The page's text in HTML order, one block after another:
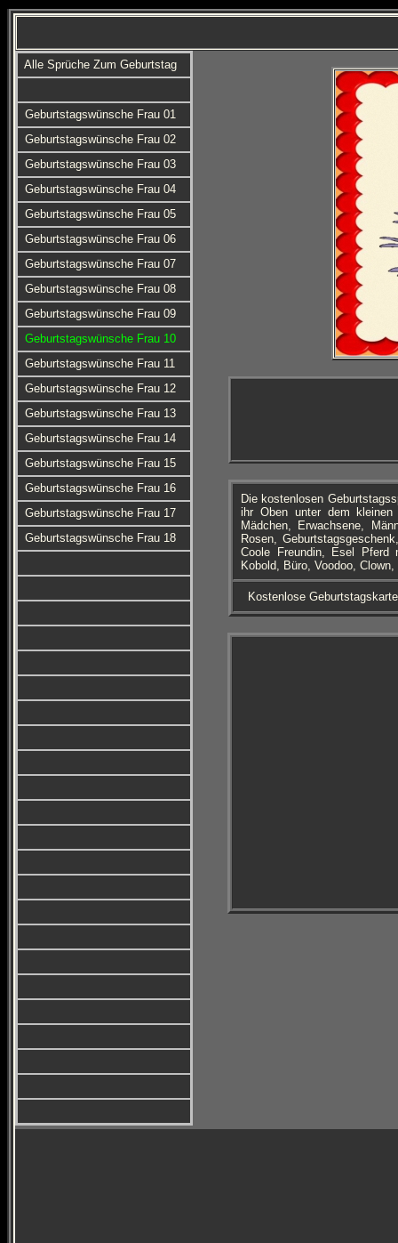
Alle Sprüche Zum Geburtstag
Geburtstagswünsche Frau 01
Geburtstagswünsche Frau 02
Geburtstagswünsche Frau 03
Geburtstagswünsche Frau 04
Geburtstagswünsche Frau 05
Geburtstagswünsche Frau 06
Geburtstagswünsche Frau 07
Geburtstagswünsche Frau 08
Geburtstagswünsche Frau 09
Geburtstagswünsche Frau 10
Geburtstagswünsche Frau 11
Geburtstagswünsche Frau 12
Geburtstagswünsche Frau 13
Geburtstagswünsche Frau 14
Geburtstagswünsche Frau 15
Geburtstagswünsche Frau 16
Geburtstagswünsche Frau 17
Geburtstagswünsche Frau 18
Die kostenlosen
ihr Oben unter dem
Mädchen, Erwachsene,
Rosen,
Coole Freundin, Esel Pferd
Kobold, Büro, Voodoo,
Kostenlose